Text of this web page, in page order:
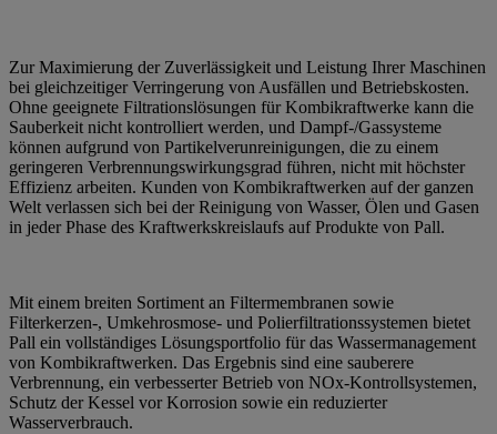
Zur Maximierung der Zuverlässigkeit und Leistung Ihrer Maschinen
bei gleichzeitiger Verringerung von Ausfällen und Betriebskosten.
Ohne geeignete Filtrationslösungen für Kombikraftwerke kann die
Sauberkeit nicht kontrolliert werden, und Dampf-/Gassysteme
können aufgrund von Partikelverunreinigungen, die zu einem
geringeren Verbrennungswirkungsgrad führen, nicht mit höchster
Effizienz arbeiten. Kunden von Kombikraftwerken auf der ganzen
Welt verlassen sich bei der Reinigung von Wasser, Ölen und Gasen
in jeder Phase des Kraftwerkskreislaufs auf Produkte von Pall.
Mit einem breiten Sortiment an Filtermembranen sowie
Filterkerzen-, Umkehrosmose- und Polierfiltrationssystemen bietet
Pall ein vollständiges Lösungsportfolio für das Wassermanagement
von Kombikraftwerken. Das Ergebnis sind eine sauberere
Verbrennung, ein verbesserter Betrieb von NOx-Kontrollsystemen,
Schutz der Kessel vor Korrosion sowie ein reduzierter
Wasserverbrauch.